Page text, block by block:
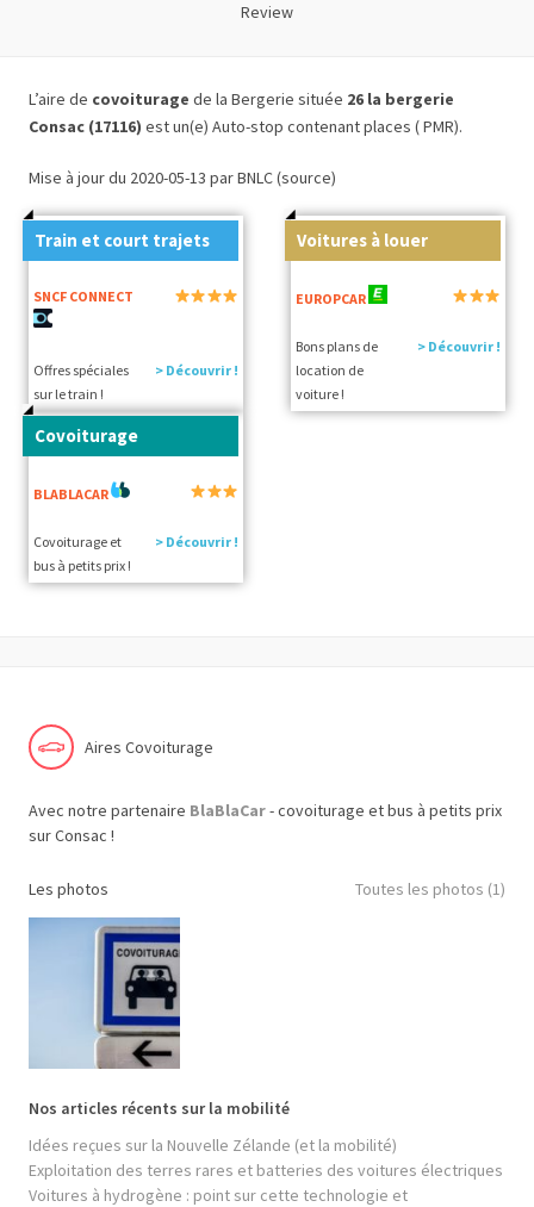
Review
L’aire de covoiturage de la Bergerie située 26 la bergerie
Consac (17116) est un(e) Auto-stop contenant places ( PMR).
Mise à jour du 2020-05-13 par BNLC (source)
Train et court trajets
SNCF CONNECT
Offres spéciales
sur le train !
> Découvrir !
Voitures à louer
EUROPCAR
Bons plans de
location de
voiture !
> Découvrir !
Covoiturage
BLABLACAR
Covoiturage et
bus à petits prix !
> Découvrir !
Aires Covoiturage
Avec notre partenaire BlaBlaCar- covoiturage et bus à petits prix
sur Consac !
Les photos Toutes les photos (1)
Nos articles récents sur la mobilité
Idées reçues sur la Nouvelle Zélande (et la mobilité)
Exploitation des terres rares et batteries des voitures électriques
Voitures à hydrogène : point sur cette technologie et